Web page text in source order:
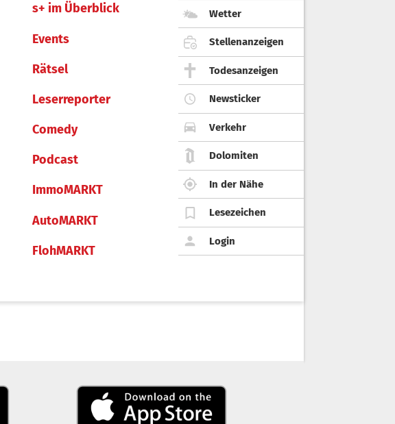
s+ im Überblick
Events
Rätsel
Leserreporter
Comedy
Podcast
ImmoMARKT
AutoMARKT
FlohMARKT
Wetter
Stellenanzeigen
Todesanzeigen
Newsticker
Verkehr
Dolomiten
In der Nähe
Lesezeichen
Login